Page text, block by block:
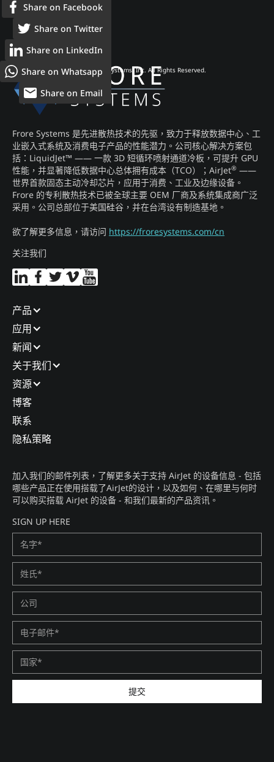
Share on Facebook
Share on Twitter
Share on LinkedIn
Share on Whatsapp
Share on Email
Frore Systems 是先进散热技术的先驱，致力于释放数据中心、工
业嵌入式系统及消费电子产品的性能潜力。公司核心解决方案包
括：LiquidJet™ —— 一款 3D 短循环喷射通道冷板，可提升 GPU
性能，并显著降低数据中心总体拥有成本（TCO）；AirJet® ——
世界首款固态主动冷却芯片，应用于消费、工业及边缘设备。
Frore 的专利散热技术已被全球主要 OEM 厂商及系统集成商广泛
采用。公司总部位于美国硅谷，并在台湾设有制造基地。
欲了解更多信息，请访问 https://froresystems.com/cn
关注我们
产品​
应用​
新闻​
关于我们​
资源
博客​
联系​
隐私策略​
加入我们的邮件列表，了解更多关于支持 AirJet 的设备信息 - 包括
哪些产品正在使用搭载了AirJet的设计，以及如何、在哪里与何时
可以购买搭载 AirJet 的设备 - 和我们最新的产品资讯。​
SIGN UP HERE
© 2026 Frore Systems, Inc. All Rights Reserved.